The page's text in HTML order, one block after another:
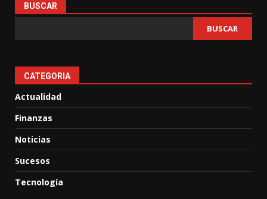
BUSCAR
BUSCAR
CATEGORIA
Actualidad
Finanzas
Noticias
Sucesos
Tecnología